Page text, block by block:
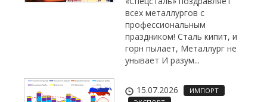
всех металлургов с
профессиональным
праздником! Сталь кипит, и
горн пылает, Металлург не
унывает И разум...
15.07.2026
ИМПОРТ